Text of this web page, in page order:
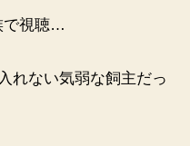
で視聴…
れない気弱な飼主だっ